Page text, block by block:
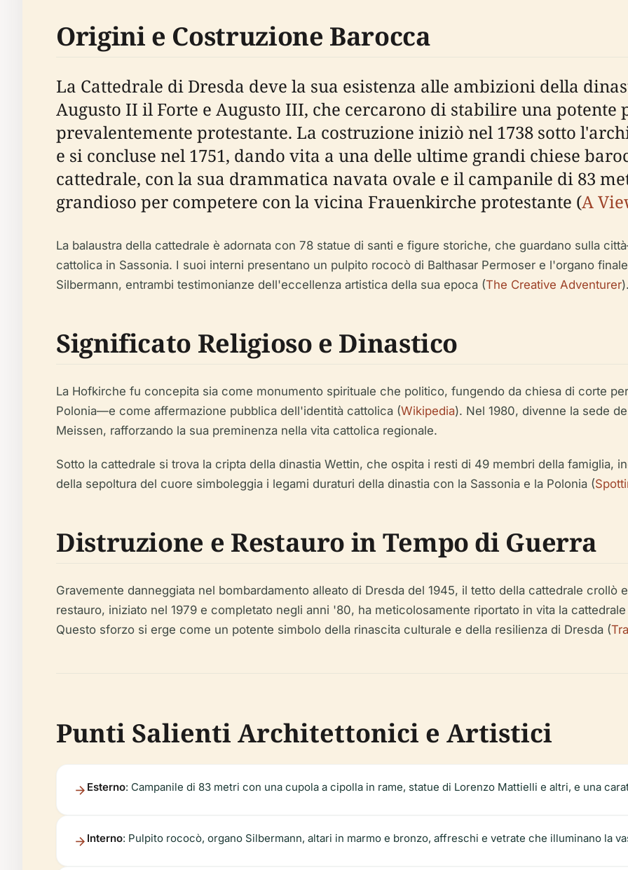
Origini e Costruzione Barocca
La Cattedrale di Dresda deve la sua esistenza alle ambizioni della
Augusto II il Forte e Augusto III, che cercarono di stabilire una potente
prevalentemente protestante. La costruzione iniziò nel 1738 sotto
e si concluse nel 1751, dando vita a una delle ultime grandi chiese
cattedrale, con la sua drammatica navata ovale e il campanile di 83
grandioso per competere con la vicina Frauenkirche protestante (A
La balaustra della cattedrale è adornata con 78 statue di santi e figure storiche, che guardano sulla
cattolica in Sassonia. I suoi interni presentano un pulpito rococò di Balthasar Permoser e l'organo
Silbermann, entrambi testimonianze dell'eccellenza artistica della sua epoca (The Creative Adventurer
Significato Religioso e Dinastico
La Hofkirche fu concepita sia come monumento spirituale che politico, fungendo da chiesa di corte
Polonia—e come affermazione pubblica dell'identità cattolica (Wikipedia). Nel 1980, divenne la sede
Meissen, rafforzando la sua preminenza nella vita cattolica regionale.
Sotto la cattedrale si trova la cripta della dinastia Wettin, che ospita i resti di 49 membri della famiglia,
della sepoltura del cuore simboleggia i legami duraturi della dinastia con la Sassonia e la Polonia (
Distruzione e Restauro in Tempo di Guerra
Gravemente danneggiata nel bombardamento alleato di Dresda del 1945, il tetto della cattedrale crollò
restauro, iniziato nel 1979 e completato negli anni '80, ha meticolosamente riportato in vita la
Questo sforzo si erge come un potente simbolo della rinascita culturale e della resilienza di Dresda (
Punti Salienti Architettonici e Artistici
Esterno: Campanile di 83 metri con una cupola a cipolla in rame, statue di Lorenzo Mattielli e altri, e una
Interno: Pulpito rococò, organo Silbermann, altari in marmo e bronzo, affreschi e vetrate che illuminano la